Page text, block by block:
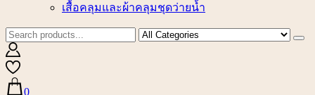
เสื้อคลุมและผ้าคลุมชุดว่ายน้ำ
0